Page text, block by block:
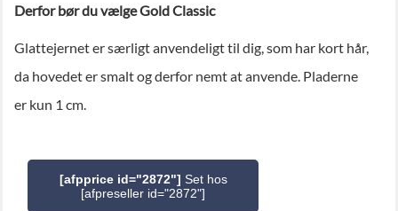
Derfor bør du vælge Gold Classic
Glattejernet er særligt anvendeligt til dig, som har kort hår,
da hovedet er smalt og derfor nemt at anvende. Pladerne
er kun 1 cm.
[afpprice id="2872"] Set hos
[afpreseller id="2872"]